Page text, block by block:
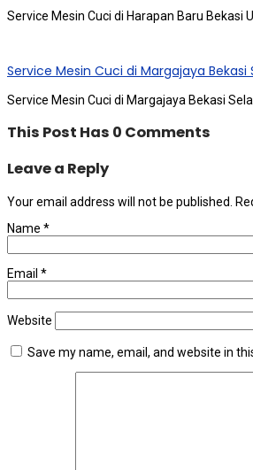
Service Mesin Cuci di Harapan Baru Bekasi
Service Mesin Cuci di Margajaya Bekasi
Service Mesin Cuci di Margajaya Bekasi
This Post Has 0 Comments
Leave a Reply
Your email address will not be published.
Name *
Email *
Website
Save my name, email, and website in